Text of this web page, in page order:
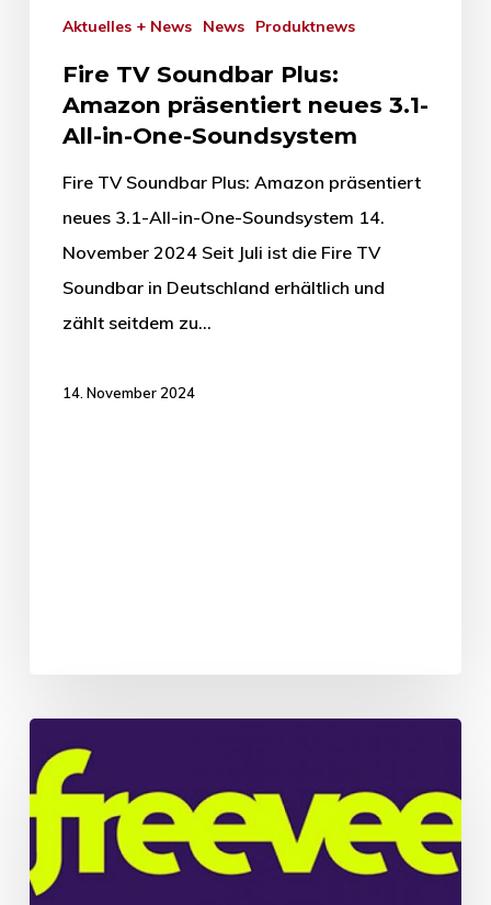
Aktuelles + News News Produktnews
Fire TV Soundbar Plus:
Amazon präsentiert neues 3.1-
All-in-One-Soundsystem
Fire TV Soundbar Plus: Amazon präsentiert
neues 3.1-All-in-One-Soundsystem 14.
November 2024 Seit Juli ist die Fire TV
Soundbar in Deutschland erhältlich und
zählt seitdem zu…
14. November 2024